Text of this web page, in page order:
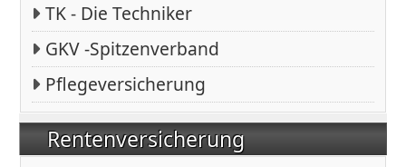
TK - Die Techniker
GKV -Spitzenverband
Pflegeversicherung
Rentenversicherung